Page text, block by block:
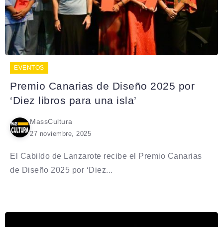
EVENTOS
Premio Canarias de Diseño 2025 por
‘Diez libros para una isla’
MassCultura
27 noviembre, 2025
El Cabildo de Lanzarote recibe el Premio Canarias
de Diseño 2025 por ‘Diez...